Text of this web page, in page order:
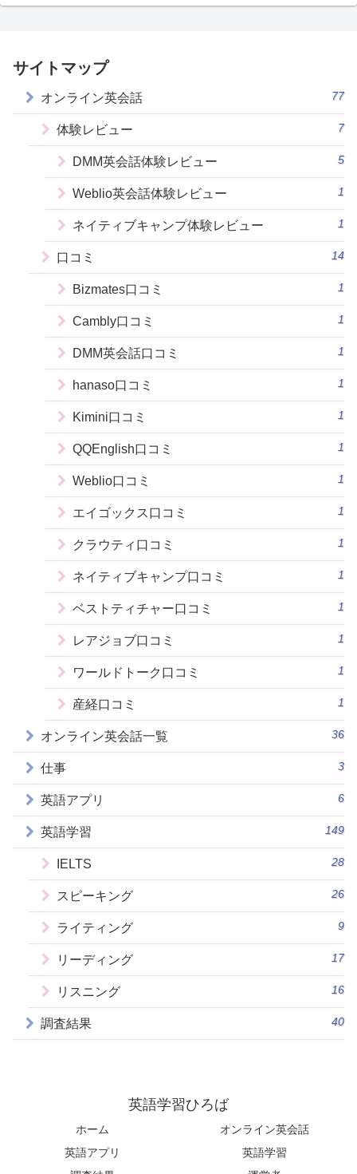
サイトマップ
オンライン英会話 77
体験レビュー 7
DMM英会話体験レビュー 5
Weblio英会話体験レビュー 1
ネイティブキャンプ体験レビュー 1
口コミ 14
Bizmates口コミ 1
Cambly口コミ 1
DMM英会話口コミ 1
hanaso口コミ 1
Kimini口コミ 1
QQEnglish口コミ 1
Weblio口コミ 1
エイゴックス口コミ 1
クラウティ口コミ 1
ネイティブキャンプ口コミ 1
ベストティチャー口コミ 1
レアジョブ口コミ 1
ワールドトーク口コミ 1
産経口コミ 1
オンライン英会話一覧 36
仕事 3
英語アプリ 6
英語学習 149
IELTS 28
スピーキング 26
ライティング 9
リーディング 17
リスニング 16
調査結果 40
英語学習ひろば
ホーム
オンライン英会話
英語アプリ
英語学習